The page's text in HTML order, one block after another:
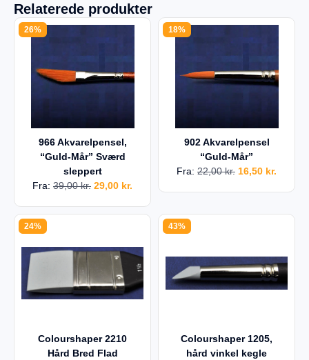
Relaterede produkter
26%
966 Akvarelpensel,
“Guld-Mår” Sværd
sleppert
Fra: 39,00kr. 29,00 kr.
18%
902 Akvarelpensel
“Guld-Mår”
Fra: 22,00kr. 16,50 kr.
24%
Colourshaper 2210
Hård Bred Flad
43%
Colourshaper 1205,
hård vinkel kegle